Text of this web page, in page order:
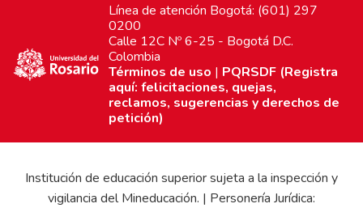
Línea de atención Bogotá: (601) 297
0200
Calle 12C Nº 6-25 - Bogotá D.C.
Colombia
Términos de uso | PQRSDF (Registra
aquí: felicitaciones, quejas,
reclamos, sugerencias y derechos de
petición)
Institución de educación superior sujeta a la inspección y
vigilancia del Mineducación. | Personería Jurídica: